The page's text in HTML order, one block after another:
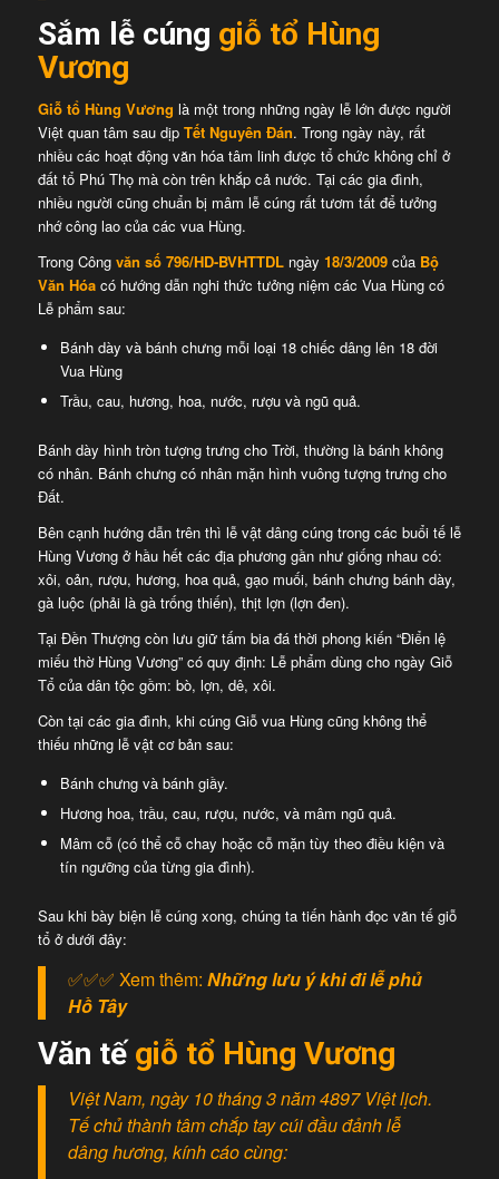
Sắm lễ cúng giỗ tổ Hùng
Vương
Giỗ tổ Hùng Vương là một trong những ngày lễ lớn được người
Việt quan tâm sau dịp Tết Nguyên Đán. Trong ngày này, rất
nhiều các hoạt động văn hóa tâm linh được tổ chức không chỉ ở
đất tổ Phú Thọ mà còn trên khắp cả nước. Tại các gia đình,
nhiều người cũng chuẩn bị mâm lễ cúng rất tươm tất để tưởng
nhớ công lao của các vua Hùng.
Trong Công văn số 796/HD-BVHTTDLngày 18/3/2009của Bộ
Văn Hóacó hướng dẫn nghi thức tưởng niệm các Vua Hùng có
Lễ phẩm sau:
Bánh dày và bánh chưng mỗi loại 18 chiếc dâng lên 18 đời
Vua Hùng
Trầu, cau, hương, hoa, nước, rượu và ngũ quả.
Bánh dày hình tròn tượng trưng cho Trời, thường là bánh không
có nhân. Bánh chưng có nhân mặn hình vuông tượng trưng cho
Đất.
Bên cạnh hướng dẫn trên thì lễ vật dâng cúng trong các buổi tế lễ
Hùng Vương ở hầu hết các địa phương gần như giống nhau có:
xôi, oản, rượu, hương, hoa quả, gạo muối, bánh chưng bánh dày,
gà luộc (phải là gà trống thiến), thịt lợn (lợn đen).
Tại Đền Thượng còn lưu giữ tấm bia đá thời phong kiến “Điển lệ
miếu thờ Hùng Vương” có quy định: Lễ phẩm dùng cho ngày Giỗ
Tổ của dân tộc gồm: bò, lợn, dê, xôi.
Còn tại các gia đình, khi cúng Giỗ vua Hùng cũng không thể
thiếu những lễ vật cơ bản sau:
Bánh chưng và bánh giầy.
Hương hoa, trầu, cau, rượu, nước, và mâm ngũ quả.
Mâm cỗ (có thể cỗ chay hoặc cỗ mặn tùy theo điều kiện và
tín ngưỡng của từng gia đình).
Sau khi bày biện lễ cúng xong, chúng ta tiến hành đọc văn tế giỗ
tổ ở dưới đây:
✅✅✅ Xem thêm: Những lưu ý khi đi lễ phủ
Hồ Tây
Văn tếgiỗ tổ Hùng Vương
Việt Nam, ngày 10 tháng 3 năm 4897 Việt lịch.
Tế chủ thành tâm chắp tay cúi đầu đảnh lễ
dâng hương, kính cáo cùng: